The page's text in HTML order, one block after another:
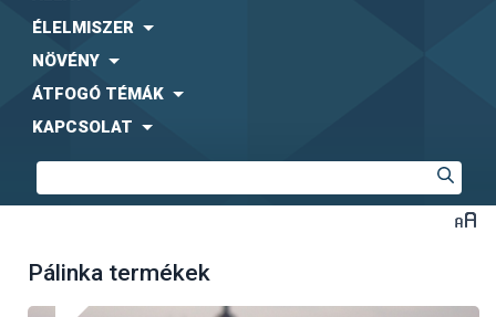
ÉLELMISZER
NÖVÉNY
ÁTFOGÓ TÉMÁK
KAPCSOLAT
Pálinka termékek